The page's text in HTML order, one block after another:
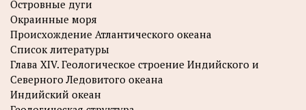
Островные дуги
Окраинные моря
Происхождение Атлантического океана
Список литературы
Глава XIV. Геологическое строение Индийского и
Северного Ледовитого океана
Индийский океан